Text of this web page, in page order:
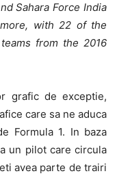
Sahara Force India
more, with 22 of the
from the 2016
grafic de exceptie,
care sa ne aduca
Formula 1. In baza
un pilot care circula
avea parte de trairi